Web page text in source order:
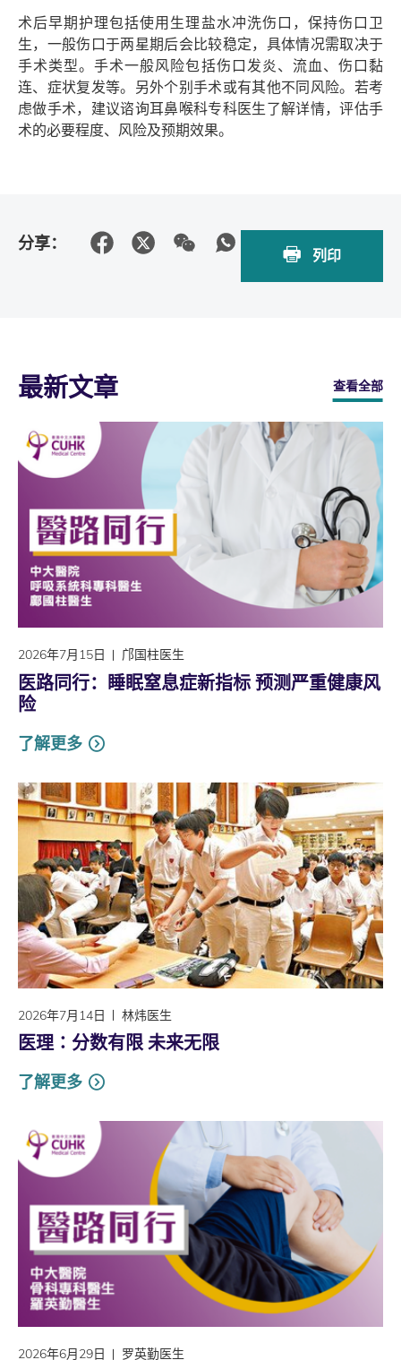
术后早期护理包括使用生理盐水冲洗伤口，保持伤口卫
生，一般伤口于两星期后会比较稳定，具体情况需取决于
手术类型。手术一般风险包括伤口发炎、流血、伤口黏
连、症状复发等。另外个别手术或有其他不同风险。若考
虑做手术，建议谘询耳鼻喉科专科医生了解详情，评估手
术的必要程度、风险及预期效果。
分享：
列印
最新文章 查看全部
2026年7月15日 邝国柱医生
医路同行：睡眠窒息症新指标 预测严重健康风
险
了解更多
2026年7月14日 林炜医生
医理∶分数有限 未来无限
了解更多
2026年6月29日 罗英勤医生